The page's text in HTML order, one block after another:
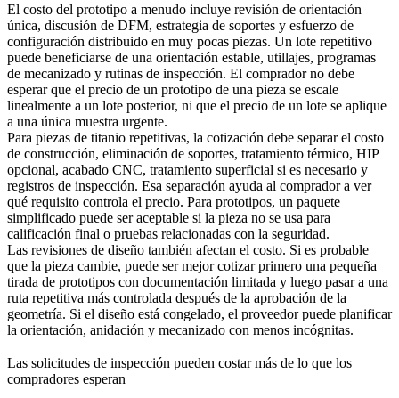
El costo del prototipo a menudo incluye revisión de orientación
única, discusión de DFM, estrategia de soportes y esfuerzo de
configuración distribuido en muy pocas piezas. Un lote repetitivo
puede beneficiarse de una orientación estable, utillajes, programas
de mecanizado y rutinas de inspección. El comprador no debe
esperar que el precio de un prototipo de una pieza se escale
linealmente a un lote posterior, ni que el precio de un lote se aplique
a una única muestra urgente.
Para piezas de titanio repetitivas, la cotización debe separar el costo
de construcción, eliminación de soportes, tratamiento térmico, HIP
opcional, acabado CNC, tratamiento superficial si es necesario y
registros de inspección. Esa separación ayuda al comprador a ver
qué requisito controla el precio. Para prototipos, un paquete
simplificado puede ser aceptable si la pieza no se usa para
calificación final o pruebas relacionadas con la seguridad.
Las revisiones de diseño también afectan el costo. Si es probable
que la pieza cambie, puede ser mejor cotizar primero una pequeña
tirada de prototipos con documentación limitada y luego pasar a una
ruta repetitiva más controlada después de la aprobación de la
geometría. Si el diseño está congelado, el proveedor puede planificar
la orientación, anidación y mecanizado con menos incógnitas.
Las solicitudes de inspección pueden costar más de lo que los
compradores esperan